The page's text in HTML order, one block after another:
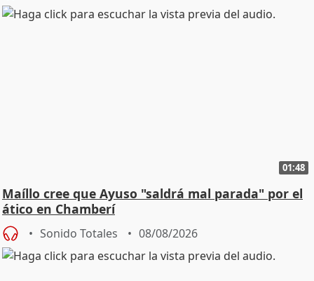
01:48
Maíllo cree que Ayuso "saldrá mal parada" por el
ático en Chamberí
Sonido Totales 08/08/2026